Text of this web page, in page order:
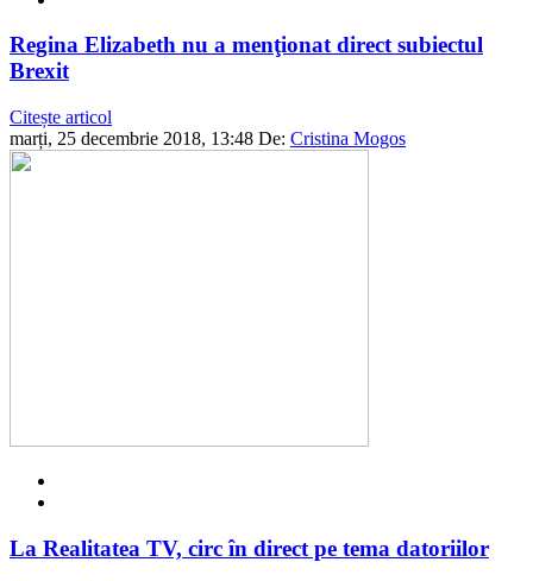
Regina Elizabeth nu a menţionat direct subiectul
Brexit
Citește articol
marți, 25 decembrie 2018, 13:48 De: Cristina Mogos
La Realitatea TV, circ în direct pe tema datoriilor